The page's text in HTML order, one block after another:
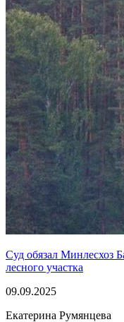
Суд обязал Минлесхоз
лесного участка
09.09.2025
Екатерина Румянцева